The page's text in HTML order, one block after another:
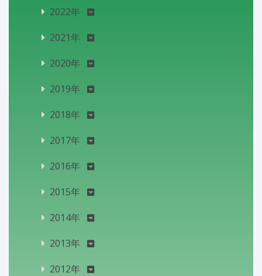
2022年
2021年
2020年
2019年
2018年
2017年
2016年
2015年
2014年
2013年
2012年